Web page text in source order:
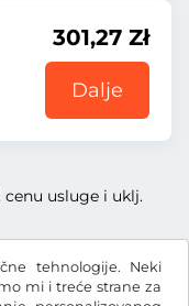
tehnologije. Neki
mi i treće strane za
301,27 Zł
Dalje
cenu usluge i uklj.